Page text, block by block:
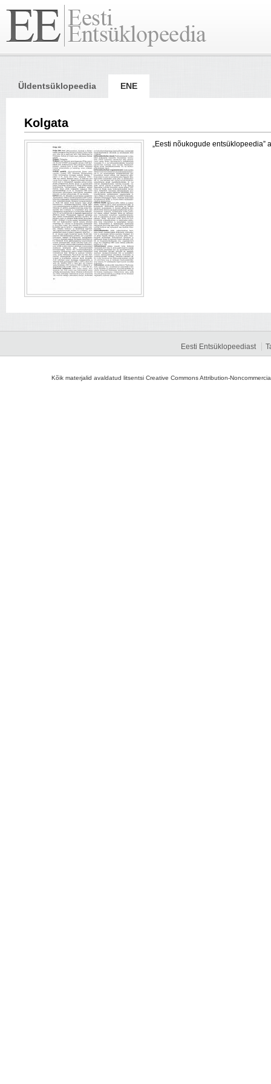
Üldentsüklopeedia ENE
Kolgata
„Eesti nõukogude entsüklopeedia”
Eesti Entsüklopeediast
Kõik materjalid avaldatud litsentsi Creative Commons Attribution-